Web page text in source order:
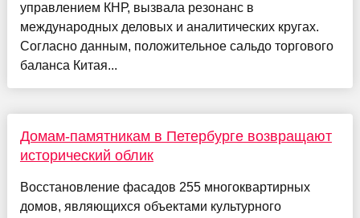
управлением КНР, вызвала резонанс в
международных деловых и аналитических кругах.
Согласно данным, положительное сальдо торгового
баланса Китая...
Домам-памятникам в Петербурге возвращают
исторический облик
Восстановление фасадов 255 многоквартирных
домов, являющихся объектами культурного